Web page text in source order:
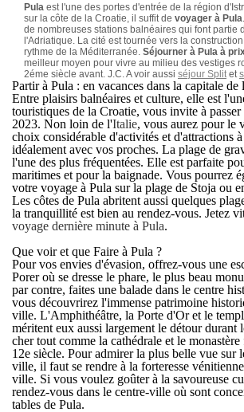
Pula est l'une des portes d'entrée de la région
sur la côte de la Croatie, il suffit de voyager à Pula
de nombreuses stations balnéaires qui font partie
l'Adriatique. La cité est tournée vers la
rythme de la Méditerranée. Séjourner à Pula à
meilleur moyen pour vivre au milieu des vestiges
2éme siècle avant. J.C. A voir aussi séjour Split et
Partir à Pula : en vacances dans la capitale de
Entre plaisirs balnéaires et culture, elle est
touristiques de la Croatie, vous invite à passer
2023. Non loin de l'Italie, vous aurez pour le
choix considérable d'activités et d'attractions
idéalement avec vos proches. La plage de
l'une des plus fréquentées. Elle est parfaite
maritimes et pour la baignade. Vous pourrez
votre voyage à Pula sur la plage de Stoja ou
Les côtes de Pula abritent aussi quelques
la tranquillité est bien au rendez-vous. Jetez
voyage dernière minute à Pula.
Que voir et que Faire à Pula ?
Pour vos envies d'évasion, offrez-vous une
Porer où se dresse le phare, le plus beau
par contre, faites une balade dans le centre
vous découvrirez l'immense patrimoine
ville. L'Amphithéâtre, la Porte d'Or et le
méritent eux aussi largement le détour durant
chertout comme la cathédrale et le
12e siècle. Pour admirer la plus belle vue sur
ville, il faut se rendre à la forteresse
ville. Si vous voulez goûter à la savoureuse
rendez-vous dans le centre-ville où sont
tables de Pula.